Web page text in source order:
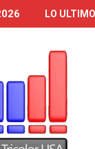
LO ULTIMO
Un